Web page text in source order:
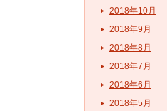
2018年10月
2018年9月
2018年8月
2018年7月
2018年6月
2018年5月